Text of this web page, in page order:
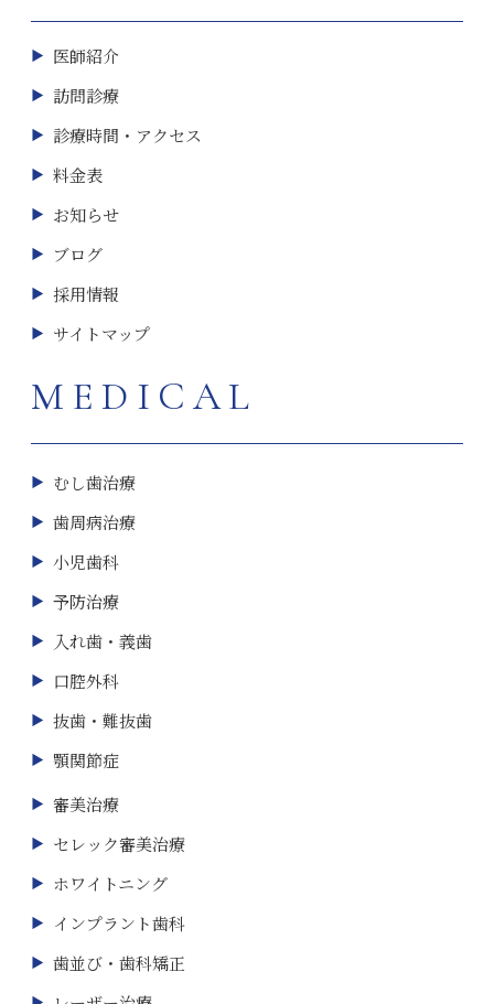
医師紹介
訪問診療
診療時間・アクセス
料金表
お知らせ
ブログ
採用情報
サイトマップ
MEDICAL
むし歯治療
歯周病治療
小児歯科
予防治療
入れ歯・義歯
口腔外科
抜歯・難抜歯
顎関節症
審美治療
セレック審美治療
ホワイトニング
インプラント歯科
歯並び・歯科矯正